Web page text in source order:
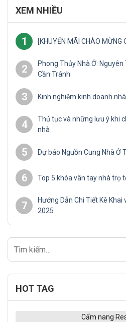
XEM NHIỀU
1 [KHUYẾN MÃI
2
Phong Thủy Nhà Ở:
Cần Tránh
3 Kinh nghiệm kinh doanh
4
Thủ tục và những lưu ý khi
nhà
5 Dự báo Nguồn Cung Nhà Ở
6 Top 5 khóa vân tay nhà trọ
7
Hướng Dẫn Chi Tiết Kê
2025
HOT TAG
Cẩm nang